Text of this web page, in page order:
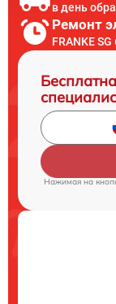
в день
Ремонт
FRANKE
Нажимая на